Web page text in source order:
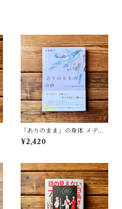
「ありのまま」の身体 メディ
アが描く私の見た目 | 藤嶋 陽
子(著)
¥2,420